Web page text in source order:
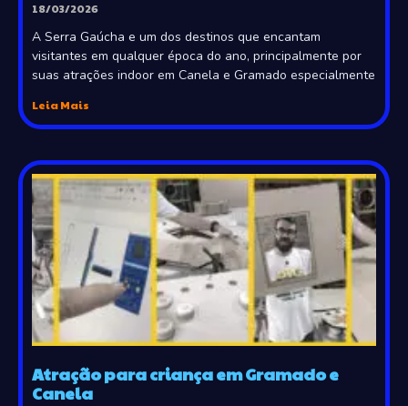
18/03/2026
A Serra Gaúcha e um dos destinos que encantam
visitantes em qualquer época do ano, principalmente por
suas atrações indoor em Canela e Gramado especialmente
Leia Mais
Atração para criança em Gramado e
Canela